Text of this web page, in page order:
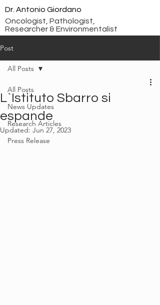
Dr. Antonio Giordano
Oncologist, Pathologist,
Researcher & Environmentalist
Post
All Posts
News Updates
Research Articles
Press Release
All Posts
L`Istituto Sbarro si
espande
Updated: Jun 27, 2023